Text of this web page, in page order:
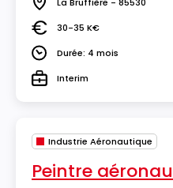
Lieu
Salaire30-35 K€
DuréeDurée: 4 mois
TypeInterim
Industrie Aéronautique
Peintre